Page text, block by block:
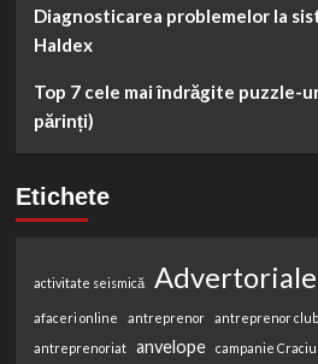
Diagnosticarea problemelor la
Haldex
Top 7 cele mai îndrăgite puzzle-
părinți)
Etichete
activitate seismică Advertoriale
afaceri online antreprenor antreprenor club
antreprenoriat
anvelope campanie